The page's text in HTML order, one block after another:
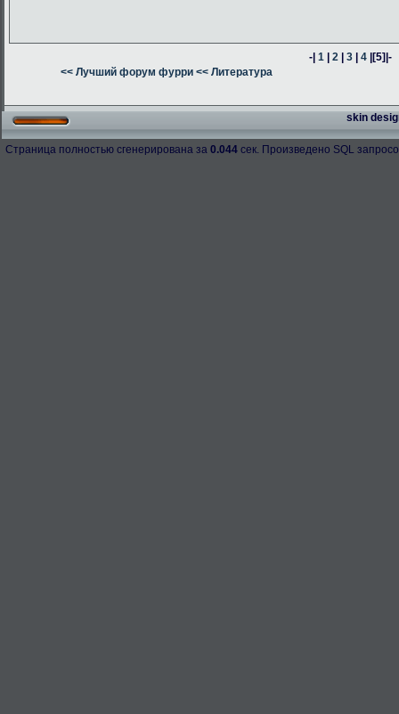
-|1 |2 |3 |4 |[5]|-
<< Лучший форум фурри << Литература
skin
Страница полностью сгенерирована за 0.044 сек. Произведено SQL